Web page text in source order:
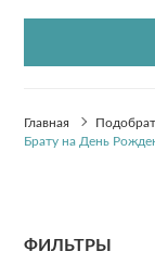
Главная
Брату на День
ФИЛЬТРЫ